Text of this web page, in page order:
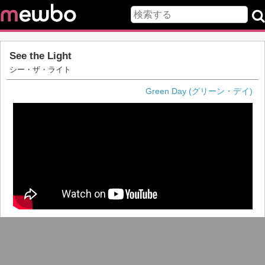
See the Light
シー・ザ・ライト
Green Day (グリーン・デイ)